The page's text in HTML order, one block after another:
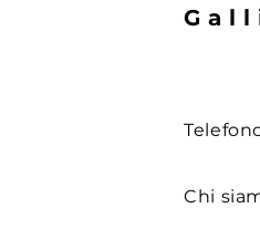
Chi